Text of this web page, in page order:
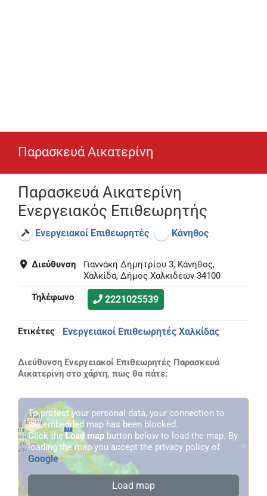
Παρασκευά Αικατερίνη
Παρασκευά Αικατερίνη
Ενεργειακός Επιθεωρητής
Ενεργειακοί Επιθεωρητές Κάνηθος
Διεύθυνση
Γιαννάκη Δημητρίου 3, Κάνηθος,
Χαλκίδα, Δήμος Χαλκιδέων 34100
Τηλέφωνο
2221025539
Ετικέτες Ενεργειακοί Επιθεωρητές Χαλκίδας
Διεύθυνση Ενεργειακοί Επιθεωρητές Παρασκευά
Αικατερίνη στο χάρτη, πως θα πάτε:
To protect your personal data, your connection to
the embedded map has been blocked.
Click theLoad map button below to load the map. By
loading the map you accept the privacy policy of
Google.
Load map